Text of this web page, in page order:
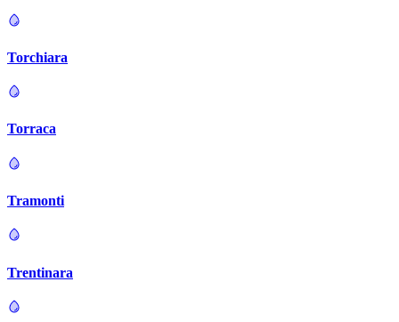
Torchiara
Torraca
Tramonti
Trentinara